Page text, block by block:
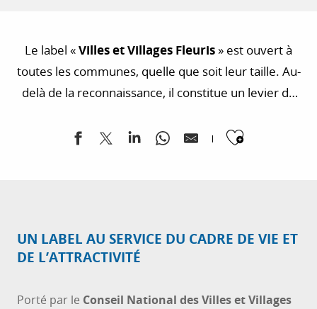
Le label «Villes et Villages Fleuris» est ouvert à
toutes les communes, quelle que soit leur taille. Au-
delà de la reconnaissance, il constitue un levier de
cadre de vie
et de mobilisation citoyenne
candidature.
UN LABEL AU SERVICE DU CADRE DE VIE ET
DE L’ATTRACTIVITÉ
Porté par le Conseil National des Villes et Villages